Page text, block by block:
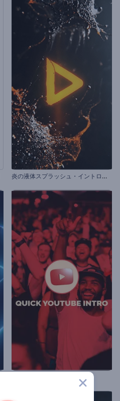
炎
の液体スプラッシュ・イントロ動画